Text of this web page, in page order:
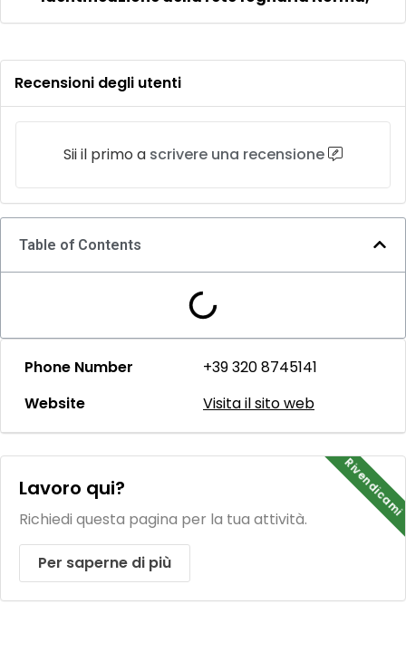
Recensioni degli utenti
Sii il primo a scrivere una recensione
Table of Contents
Phone Number
+39 320 8745141
Website
Visita il sito web
Rivendicami
Lavoro qui?
Richiedi questa pagina per la tua attività.
Per saperne di più